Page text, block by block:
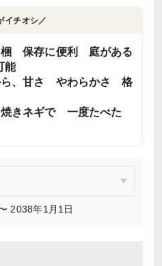
イチオシ／
保存に便利 庭がある
能
ら、甘さ やわらかさ 格
きネギで 一度たべた
2038年1月1日